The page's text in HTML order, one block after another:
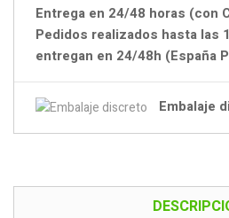
Entrega en 24/48 horas (con
Pedidos realizados hasta las
entregan en 24/48h (España
Embalaje